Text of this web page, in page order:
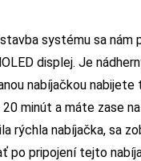
systému sa nám
displej. Je
nabíjačkou
minút a máte zase
rýchla nabíjačka, sa
po pripojení tejto